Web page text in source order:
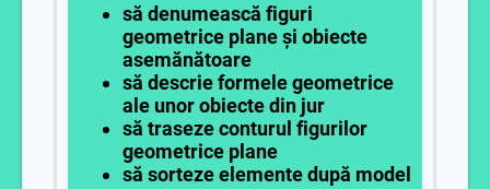
să denumească figuri
geometrice plane și obiecte
asemănătoare
să descrie formele geometrice
ale unor obiecte din jur
să traseze conturul figurilor
geometrice plane
să sorteze elemente după model